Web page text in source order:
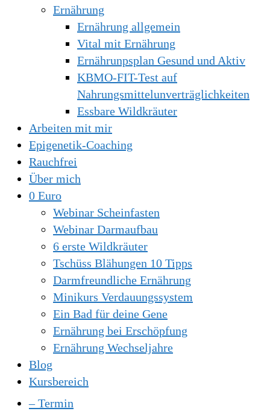
Ernährung
Ernährung allgemein
Vital mit Ernährung
Ernährunpsplan Gesund und Aktiv
KBMO-FIT-Test auf
Nahrungsmittelunverträglichkeiten
Essbare Wildkräuter
Arbeiten mit mir
Epigenetik-Coaching
Rauchfrei
Über mich
0 Euro
Webinar Scheinfasten
Webinar Darmaufbau
6 erste Wildkräuter
Tschüss Blähungen 10 Tipps
Darmfreundliche Ernährung
Minikurs Verdauungssystem
Ein Bad für deine Gene
Ernährung bei Erschöpfung
Ernährung Wechseljahre
Blog
Kursbereich
– Termin